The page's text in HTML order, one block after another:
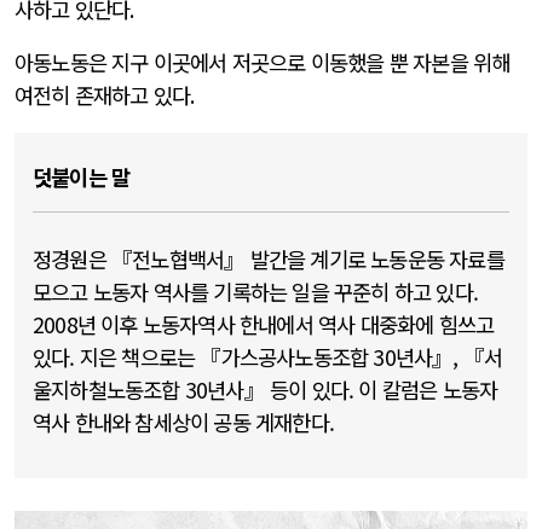
사하고 있단다.
아동노동은 지구 이곳에서 저곳으로 이동했을 뿐 자본을 위해
여전히 존재하고 있다.
덧붙이는 말
정경원은 『전노협백서』 발간을 계기로 노동운동 자료를
모으고 노동자 역사를 기록하는 일을 꾸준히 하고 있다.
2008년 이후 노동자역사 한내에서 역사 대중화에 힘쓰고
있다. 지은 책으로는 『가스공사노동조합 30년사』, 『서
울지하철노동조합 30년사』 등이 있다. 이 칼럼은 노동자
역사 한내와 참세상이 공동 게재한다.